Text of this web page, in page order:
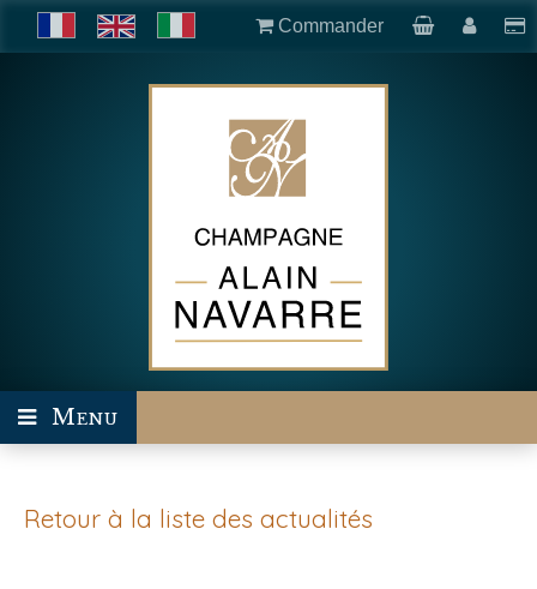
Menu
Retour à la liste des actualités
Commander